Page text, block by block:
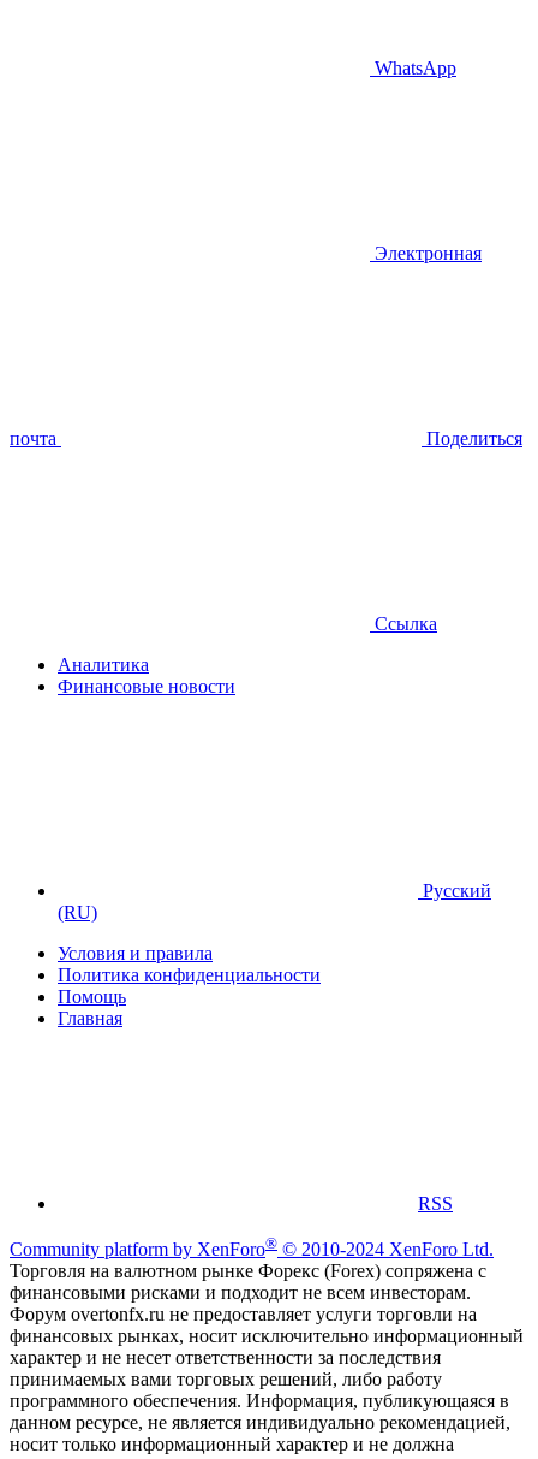
WhatsApp
Электронная
почта Поделиться
Ссылка
Аналитика
Финансовые новости
Русский
(RU)
Условия и правила
Политика конфиденциальности
Помощь
Главная
RSS
Community platform by XenForo® © 2010-2024 XenForo Ltd.
Торговля на валютном рынке Форекс (Forex) сопряжена с
финансовыми рисками и подходит не всем инвесторам.
Форум overtonfx.ru не предоставляет услуги торговли на
финансовых рынках, носит исключительно информационный
характер и не несет ответственности за последствия
принимаемых вами торговых решений, либо работу
программного обеспечения. Информация, публикующаяся в
данном ресурсе, не является индивидуально рекомендацией,
носит только информационный характер и не должна